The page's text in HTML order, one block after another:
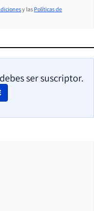
y las Políticas de
ser suscriptor.
WINDOW